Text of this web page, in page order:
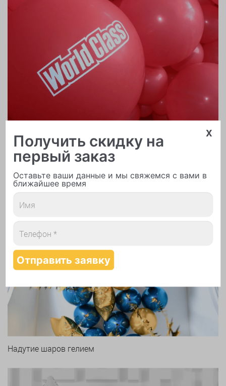
Печать логотипа
Арки и гирлянды из шаров
Надутие шаров гелием
x
Получить скидку на
первый заказ
Оставьте ваши данные и мы свяжемся с вами в
ближайшее время